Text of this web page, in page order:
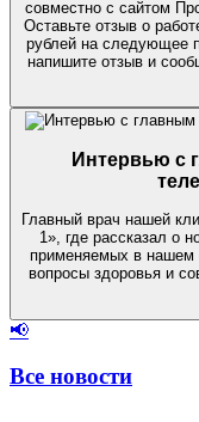
совместно с сайтом
Оставьте отзыв о
рублей на следующее
напишите отзыв и
Интервью с
Главный врач нашей
1», где рассказал о
применяемых в нашем
вопросы здоровья и
📢
Все новости